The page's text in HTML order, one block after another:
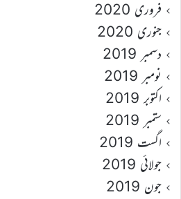
فروری 2020
جنوری 2020
دسمبر 2019
نومبر 2019
اکتوبر 2019
ستمبر 2019
اگست 2019
جولائی 2019
جون 2019